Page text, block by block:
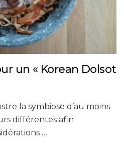
un « Korean Dolsot
la symbiose d’au moins
différentes afin
…